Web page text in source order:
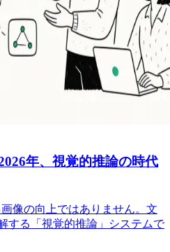
年、視覚的推論の時代
画像の向上ではありません。文
する「視覚的推論」システムで